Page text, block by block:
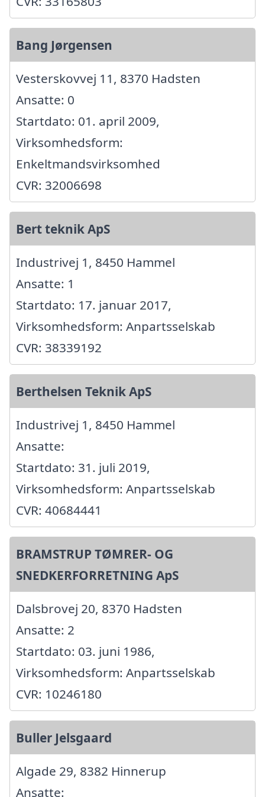
Bang Jørgensen
Vesterskovvej 11, 8370 Hadsten
Ansatte: 0
Startdato: 01. april 2009,
Virksomhedsform:
Enkeltmandsvirksomhed
CVR: 32006698
Bert teknik ApS
Industrivej 1, 8450 Hammel
Ansatte: 1
Startdato: 17. januar 2017,
Virksomhedsform: Anpartsselskab
CVR: 38339192
Berthelsen Teknik ApS
Industrivej 1, 8450 Hammel
Ansatte:
Startdato: 31. juli 2019,
Virksomhedsform: Anpartsselskab
CVR: 40684441
BRAMSTRUP TØMRER- OG
SNEDKERFORRETNING ApS
Dalsbrovej 20, 8370 Hadsten
Ansatte: 2
Startdato: 03. juni 1986,
Virksomhedsform: Anpartsselskab
CVR: 10246180
Buller Jelsgaard
Algade 29, 8382 Hinnerup
Ansatte: